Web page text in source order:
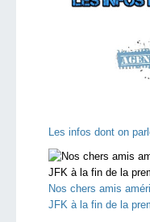
Les infos dont on
Nos chers amis
JFK à la fin de la